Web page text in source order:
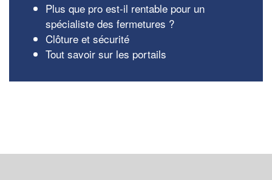
Plus que pro est-il rentable pour un
spécialiste des fermetures ?
Clôture et sécurité
Tout savoir sur les portails